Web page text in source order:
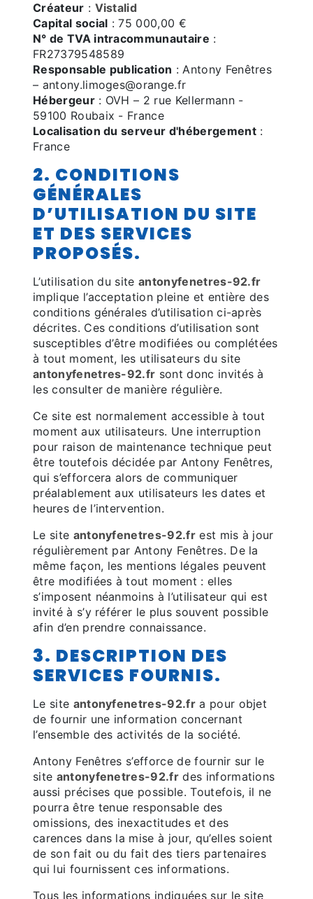
Créateur : Vistalid
Capital social : 75 000,00 €
N° de TVA intracommunautaire :
FR27379548589
Responsable publication : Antony Fenêtres
– antony.limoges@orange.fr
Hébergeur: OVH – 2 rue Kellermann -
59100 Roubaix - France
Localisation du serveur d'hébergement:
France
2. CONDITIONS
GÉNÉRALES
D’UTILISATION DU SITE
ET DES SERVICES
PROPOSÉS.
L’utilisation du siteantonyfenetres-92.fr
implique l’acceptation pleine et entière des
conditions générales d’utilisation ci-après
décrites. Ces conditions d’utilisation sont
susceptibles d’être modifiées ou complétées
à tout moment, les utilisateurs du site
antonyfenetres-92.fr sont donc invités à
les consulter de manière régulière.
Ce site est normalement accessible à tout
moment aux utilisateurs. Une interruption
pour raison de maintenance technique peut
être toutefois décidée par Antony Fenêtres,
qui s’efforcera alors de communiquer
préalablement aux utilisateurs les dates et
heures de l’intervention.
Le site antonyfenetres-92.frest mis à jour
régulièrement par Antony Fenêtres. De la
même façon, les mentions légales peuvent
être modifiées à tout moment : elles
s’imposent néanmoins à l’utilisateur qui est
invité à s’y référer le plus souvent possible
afin d’en prendre connaissance.
3. DESCRIPTION DES
SERVICES FOURNIS.
Le site antonyfenetres-92.fra pour objet
de fournir une information concernant
l’ensemble des activités de la société.
Antony Fenêtres s’efforce de fournir sur le
site antonyfenetres-92.fr des informations
aussi précises que possible. Toutefois, il ne
pourra être tenue responsable des
omissions, des inexactitudes et des
carences dans la mise à jour, qu’elles soient
de son fait ou du fait des tiers partenaires
qui lui fournissent ces informations.
Tous les informations indiquées sur le site